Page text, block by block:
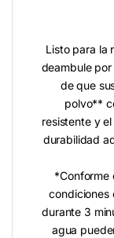
Listo para la
deambule
de que
polvo**
resistente y
durabilidad
*Conforme
condiciones
durante 3
agua